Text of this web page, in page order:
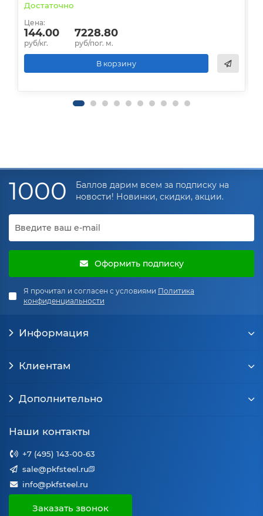
Достаточно
Цена:
144.00
руб/кг.
7228.80
руб/пог. м.
В корзину
1000
Баллов дарим всем за подписку на
новости! Новинки, скидки, акции.
Оформить подписку
Я прочитал и согласен с условиями Политика
конфиденциальности
Информация
Клиентам
Дополнительно
Наши контакты
+7 (495) 143-00-63
sale@pkfsteel.ru
info@pkfsteel.ru
Заказать звонок